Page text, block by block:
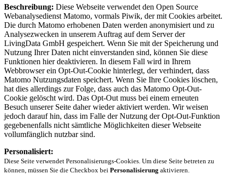
Beschreibung: Diese Webseite verwendet den Open Source
Webanalysedienst Matomo, vormals Piwik, der mit Cookies arbeitet.
Die durch Matomo erhobenen Daten werden anonymisiert und zu
Analysezwecken in unserem Auftrag auf dem Server der
LivingData GmbH gespeichert. Wenn Sie mit der Speicherung und
Nutzung Ihrer Daten nicht einverstanden sind, können Sie diese
Funktionen hier deaktivieren. In diesem Fall wird in Ihrem
Webbrowser ein Opt-Out-Cookie hinterlegt, der verhindert, dass
Matomo Nutzungsdaten speichert. Wenn Sie Ihre Cookies löschen,
hat dies allerdings zur Folge, dass auch das Matomo Opt-Out-
Cookie gelöscht wird. Das Opt-Out muss bei einem erneuten
Besuch unserer Seite daher wieder aktiviert werden. Wir weisen
jedoch darauf hin, dass im Falle der Nutzung der Opt-Out-Funktion
gegebenenfalls nicht sämtliche Möglichkeiten dieser Webseite
vollumfänglich nutzbar sind.
Personalisiert:
Diese Seite verwendet Personalisierungs-Cookies. Um diese Seite betreten zu
können, müssen Sie die Checkbox bei Personalisierung aktivieren.